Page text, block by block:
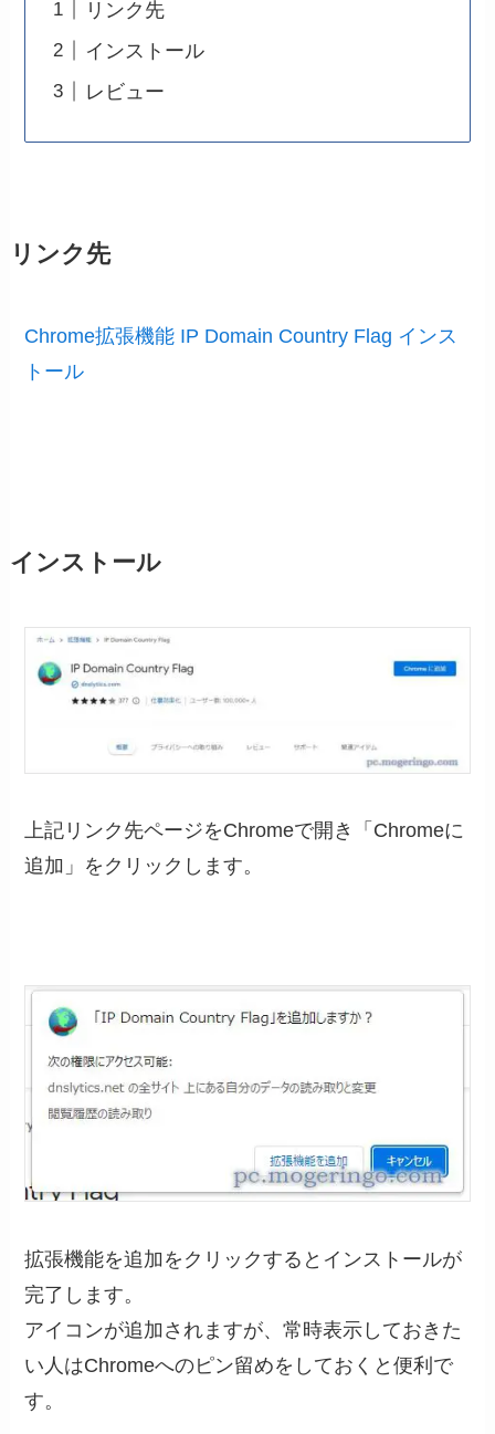
リンク先
インストール
レビュー
リンク先
Chrome拡張機能 IP Domain Country Flag インス
トール
インストール
上記リンク先ページをChromeで開き「Chromeに
追加」をクリックします。
拡張機能を追加をクリックするとインストールが
完了します。
アイコンが追加されますが、常時表示しておきた
い人はChromeへのピン留めをしておくと便利で
す。